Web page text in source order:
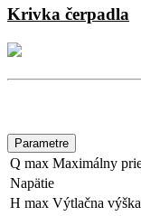
Krivka čerpadla
Parametre
Q max Maximálny
Napätie
H max Výtlačna výška